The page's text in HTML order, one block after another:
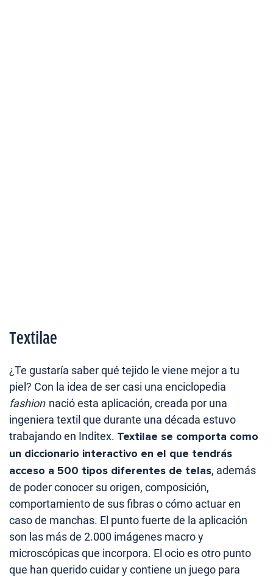
Textilae
¿Te gustaría saber qué tejido le viene mejor a tu
piel? Con la idea de ser casi una enciclopedia
fashion nació esta aplicación, creada por una
ingeniera textil que durante una década estuvo
trabajando en Inditex. Textilae se comporta como
un diccionario interactivo en el que tendrás
acceso a 500 tipos diferentes de telas, además
de poder conocer su origen, composición,
comportamiento de sus fibras o cómo actuar en
caso de manchas. El punto fuerte de la aplicación
son las más de 2.000 imágenes macro y
microscópicas que incorpora. El ocio es otro punto
que han querido cuidar y contiene un juego para